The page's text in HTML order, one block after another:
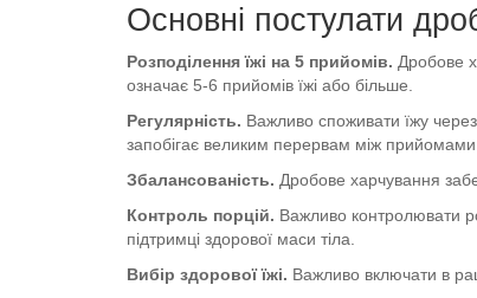
Основні постулати
Розподілення їжі на 5 прийомів. Дробове
означає 5-6 прийомів їжі або більше.
Регулярність. Важливо споживати їжу через
запобігає великим перервам між прийомами
Збалансованість. Дробове харчування
Контроль порцій. Важливо контролювати
підтримці здорової маси тіла.
Вибір здорової їжі. Важливо включати в